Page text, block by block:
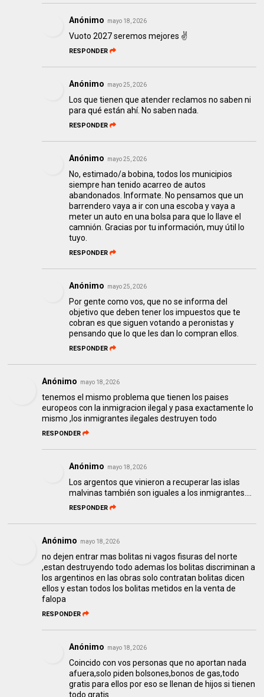
Anónimo mayo 18, 2026
Vuoto 2027 seremos mejores ✌️
RESPONDER
Anónimo mayo 25, 2026
Los que tienen que atender reclamos no saben ni
para qué están ahí. No saben nada.
RESPONDER
Anónimo mayo 25, 2026
No, estimado/a bobina, todos los municipios
siempre han tenido acarreo de autos
abandonados. Informate. No pensamos que un
barrendero vaya a ir con una escoba y vaya a
meter un auto en una bolsa para que lo llave el
camnión. Gracias por tu información, muy útil lo
tuyo.
RESPONDER
Anónimo mayo 25, 2026
Por gente como vos, que no se informa del
objetivo que deben tener los impuestos que te
cobran es que siguen votando a peronistas y
pensando que lo que les dan lo compran ellos.
RESPONDER
Anónimo mayo 18, 2026
tenemos el mismo problema que tienen los paises
europeos con la inmigracion ilegal y pasa exactamente lo
mismo ,los inmigrantes ilegales destruyen todo
RESPONDER
Anónimo mayo 18, 2026
Los argentos que vinieron a recuperar las islas
malvinas también son iguales a los inmigrantes....
RESPONDER
Anónimo mayo 18, 2026
no dejen entrar mas bolitas ni vagos fisuras del norte
,estan destruyendo todo ademas los bolitas discriminan a
los argentinos en las obras solo contratan bolitas dicen
ellos y estan todos los bolitas metidos en la venta de
falopa
RESPONDER
Anónimo mayo 18, 2026
Coincido con vos personas que no aportan nada
afuera,solo piden bolsones,bonos de gas,todo
gratis para ellos por eso se llenan de hijos si tienen
todo gratis